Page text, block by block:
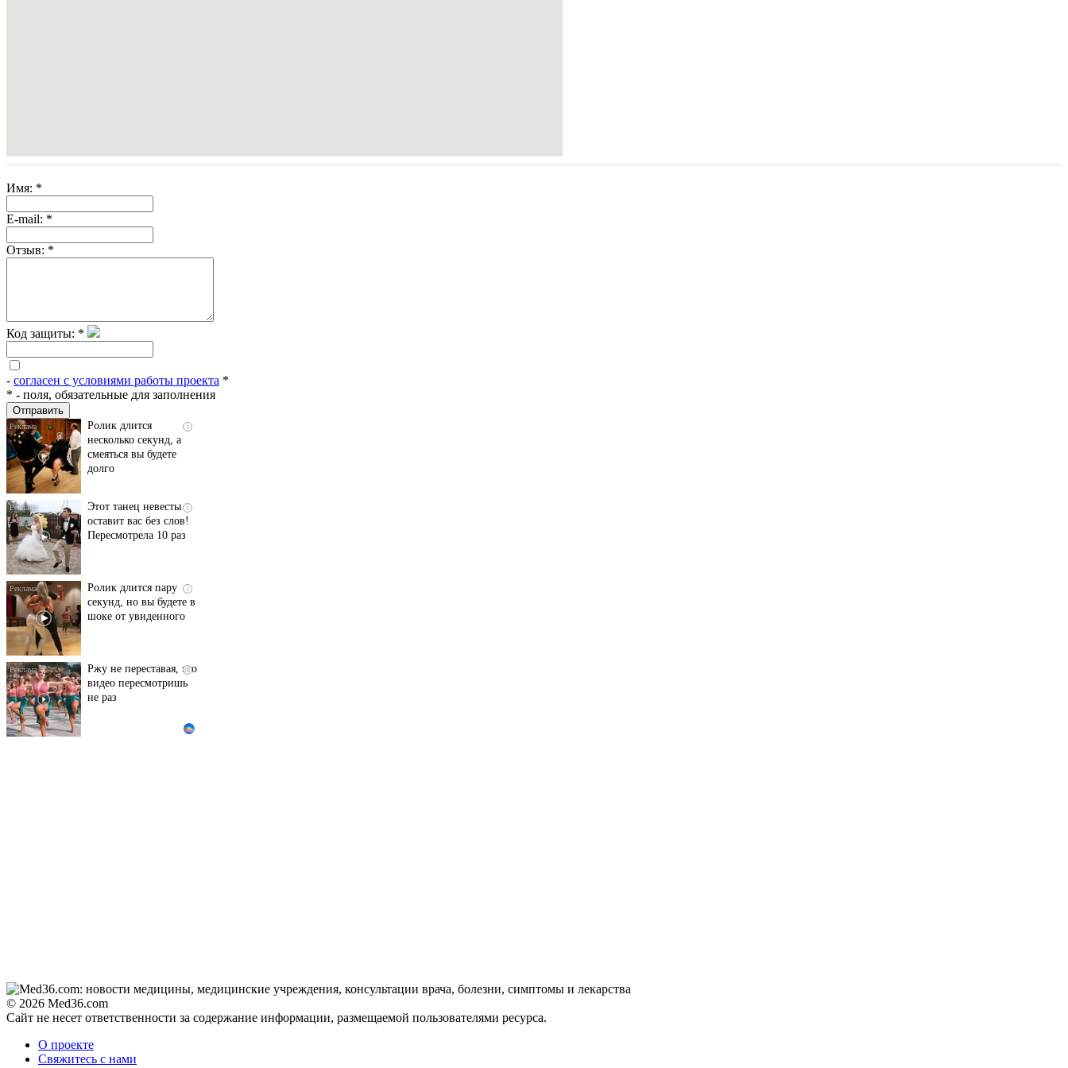
Имя: *
E-mail: *
Отзыв: *
Код защиты: *
- согласен с условиями работы проекта *
* - поля, обязательные для заполнения
Скрытая камера на
пляже Крыма: Что
их не видят...
i
Ролик длится
несколько секунд, а
смеяться вы будете
долго
i
Этот танец невесты
оставит вас без слов!
Пересмотрела 10 раз
i
Ролик длится пару
секунд, но вы будете в
шоке от увиденного
i
Ржу не переставая, это
видео пересмотришь
не раз
© 2026 Med36.com
Сайт не несет ответственности за содержание информации, размещаемой пользователями ресурса.
О проекте
Свяжитесь с нами